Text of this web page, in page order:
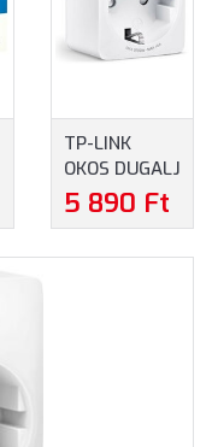
TP-LINK
OKOS DUGALJ
WI-FI-S
FOGYASZTÁS
5 890 Ft